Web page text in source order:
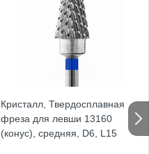
Кристалл, Твердосплавная
фреза для левши 13160
(конус), средняя, D6, L15